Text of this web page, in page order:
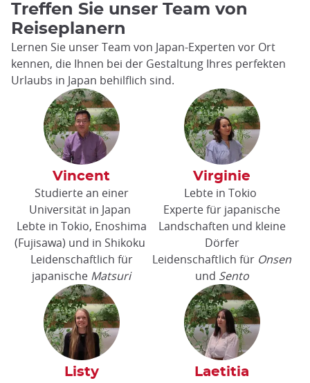
Treffen Sie unser Team von
Reiseplanern
Lernen Sie unser Team von Japan-Experten vor Ort
kennen, die Ihnen bei der Gestaltung Ihres perfekten
Urlaubs in Japan behilflich sind.
Vincent
Studierte an einer
Universität in Japan
Lebte in Tokio, Enoshima
(Fujisawa) und in Shikoku
Leidenschaftlich für
japanische Matsuri
Virginie
Lebte in Tokio
Experte für japanische
Landschaften und kleine
Dörfer
Leidenschaftlich für Onsen
und Sento
Listy Laetitia